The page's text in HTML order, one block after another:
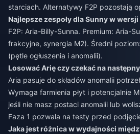
starciach. Alternatywy F2P pozostają
Najlepsze zespoły dla Sunny w wersji
F2P: Aria-Billy-Sunna. Premium: Aria-
frakcyjne, synergia M2). Średni
(pętle ogłuszenia i anomalii).
Losować Arię czy czekać na
Aria pasuje do składów anomalii
Wymaga farmienia płyt i potencjalnie
jeśli nie masz postaci anomalii lub
Faza 1 pozwala na testy przed
Jaka jest różnica w wydajności